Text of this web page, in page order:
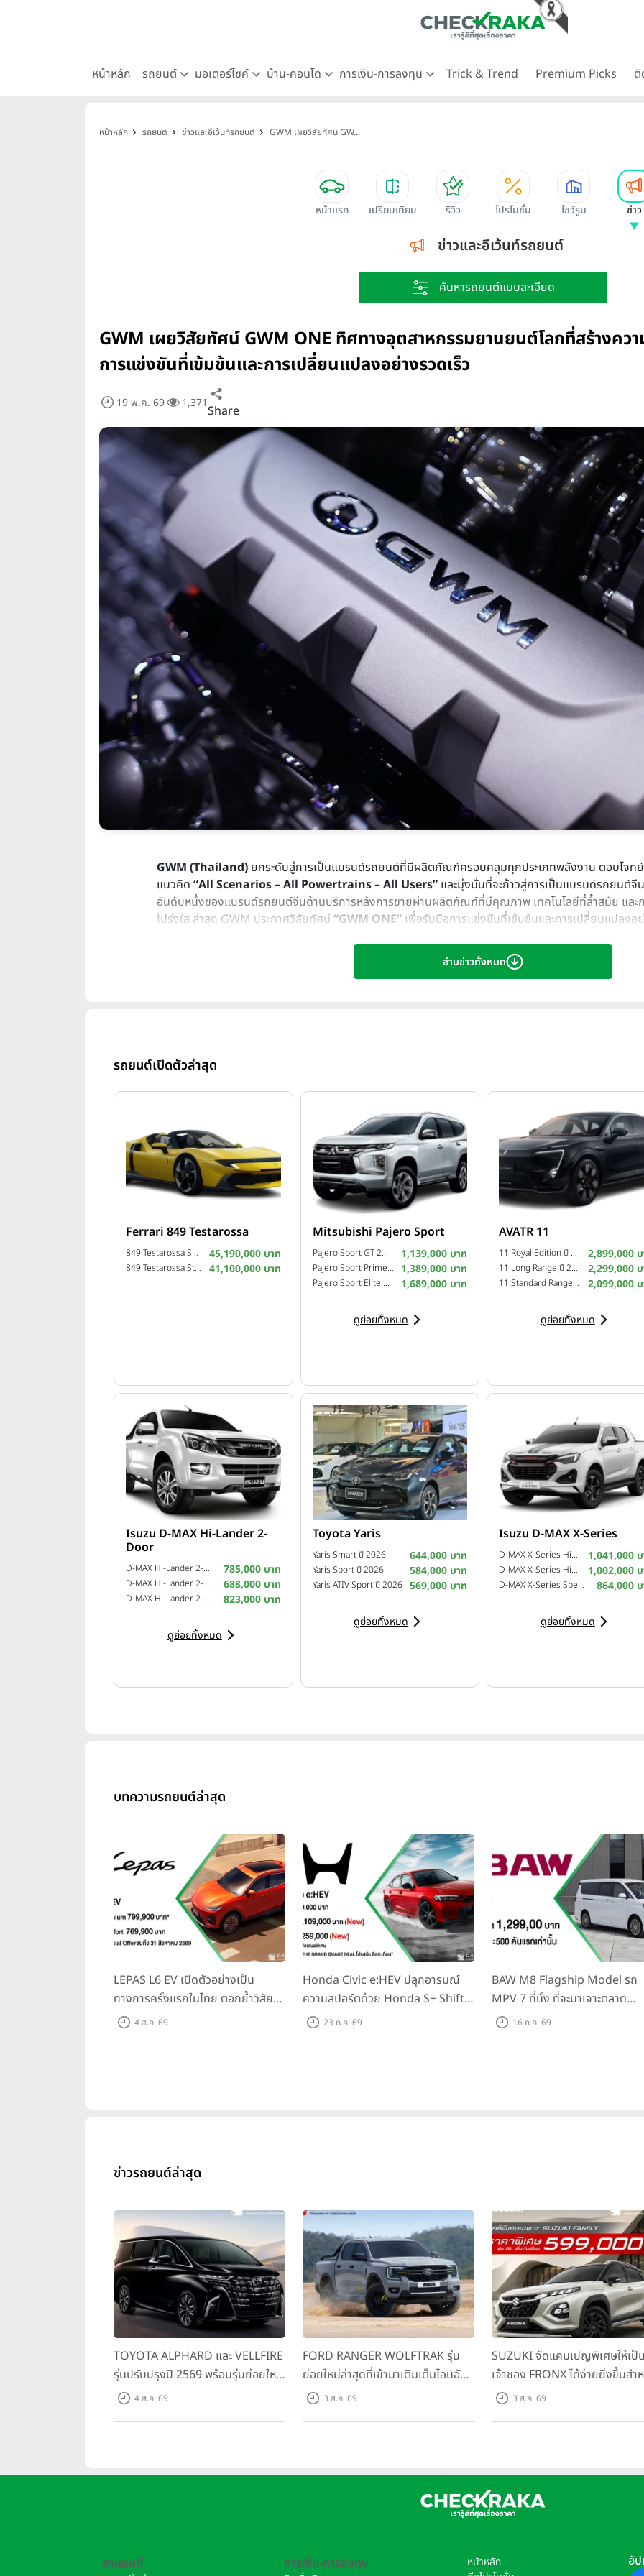
หน้าหลัก รถยนต์ มอเตอร์ไซค์ บ้าน-คอนโด การเงิน-การลงทุน Trick & Trend Premium Picks ติ
หน้าหลัก รถยนต์ ข่าวและอีเว้นท์รถยนต์ GWM เผยวิสัยทัศน์ GW...
หน้าแรก เปรียบเทียบ รีวิว โปรโมชั่น โชว์รูม ข่าว
ข่าวและอีเว้นท์รถยนต์
ค้นหารถยนต์แบบละเอียด
GWM เผยวิสัยทัศน์ GWM ONE ทิศทางอุตสาหกรรมยานยนต์โลกที่สร้างควา
การแข่งขันที่เข้มข้นและการเปลี่ยนแปลงอย่างรวดเร็ว
19 พ.ค. 69 1,371Share
GWM (Thailand) ยกระดับสู่การเป็นแบรนด์รถยนต์ที่มีผลิตภัณฑ์ครอบคลุมทุกประเภทพลังงาน ตอบโจท
แนวคิด “All Scenarios – All Powertrains – All Users” และมุ่งมั่นที่จะก้าวสู่การเป็นแบรนด์รถยนต์จี
อันดับหนึ่งของแบรนด์รถยนต์จีนด้านบริการหลังการขายผ่านผลิตภัณฑ์ที่มีคุณภาพ เทคโนโลยีที่ล้ำสมัย และก
โปร่งใส ล่าสุด GWM ประกาศวิสัยทัศน์“GWM ONE” เพื่อรับมือการแข่งขันที่เข้มข้นและการเปลี่ยนแปลง
ในความเป็นจริงทางเทคโนโลยี และการรักษาคำมั่นสัญญาอย่างเคร่งครัด อันเป็นรากฐานที่มั่นคงที่สุดของ
Return to the Essence: การกลับสู่แก่นแท้ คือคำตอบสำคัญของการเติบโตอย่างยั่งยืน
ท่ามกลางการแข่งขันที่เข้มข้นและการเปลี่ยนแปลงอย่างรวดเร็วของอุตสาหกรรมยานยนต์ GWM มองว่า
Essence)คือคำตอบสำคัญของการเติบโตอย่างยั่งยืนด้วยการให้ความสำคัญกับพื้นฐานอันเป็นหัวใจสำคั
ของตัวรถ ความปลอดภัย และความต้องการที่แท้จริงของผู้ใช้งาน มากกว่าเพียงแค่การนำเสนอฟีเจอร์ล้ำสมั
และ เครื่องยนต์ V8 Hi4โดยแนวคิด GWM ONE (Guiyuan) ถูกพัฒนาขึ้นเพื่อเป็นทั้งปรัชญาในการดำเนิน
และกรอบกลยุทธ์สำหรับการขยายตัวในระดับโลก แนวคิดดังกล่าวถูกถ่ายทอดผ่าน
“การกลับสู่พื้นฐานใน 3
เป็นศูนย์กลาง ความจริงทางเทคโนโลยี รากฐานทางวัฒนธรรม และการพัฒนาอย่างยั่งยืนในระยะยาว พร้อ
สัญญาที่ชัดเจน คือรากฐานสำคัญของความสำเร็จในยุคที่กระแสสามารถเปลี่ยนแปลงได้ตลอดเวลา
GWM ONE Platform: แพลตฟอร์มเดียวรองรับระบบขับเคลื่อนที่หลากหลาย
มากกว่าจำกัดทางเลือก ช่วยให้รถยนต์เพียงรุ่นเดียวสามารถรองรับระบบขับเคลื่อนที่หลากหลายและครอบคลุ
ปลั๊กอินไฮบริด (PHEV), ยานพาหนะไฟฟ้าแบบแบตเตอรี่ (BEV), พลังงานไฮโดรเจน (FCEV) และเครื่องยนต์สั
บริโภคสามารถเลือกเทคโนโลยีที่เหมาะสมกับการใช้งานของตนเองได้อย่างแท้จริง โดยหัวใจสำคัญของแ
“Movable Type”ซึ่งแยกรถยนต์ออกเป็นหน่วยฮาร์ดแวร์มาตรฐานมากกว่า 300 รายการ และซอฟต์แวร์ก
ประกอบและปรับใช้ร่วมกันได้อย่างยืดหยุ่น โดยเมื่อผสานเทคโนโลยี AI ทำให้รถยนต์สามารถพัฒนาได้ในลักษ
รองรับการพัฒนารถหลากหลายเซกเมนต์และหลากหลายระบบขับเคลื่อนได้อย่างรวดเร็ว แนวทางนี้ช่วยเพิ่
โดยมีอัตราการใช้ชิ้นส่วนร่วมกันมากกว่า 95% และลดต้นทุนการพัฒนาอย่างมาก ส่งผลให้ผู้บริโภคได้รับทา
ฉลาด และราคาที่เข้าถึงได้ง่ายขึ้น
อ่านข่าวทั้งหมด
รถยนต์เปิดตัวล่าสุด
Ferrari 849 Testarossa
849 Testarossa Spider ปี 2025 45,190,000 บาท
849 Testarossa Standard ปี 2025 41,100,000 บาท
Mitsubishi Pajero Sport
Pajero Sport GT 2WD ปี 2025 1,139,000 บาท
Pajero Sport Prime 2WD ปี 2025 1,389,000 บาท
Pajero Sport Elite Edition 4WD ปี 2024 1,689,000 บาท
ดูย่อยทั้งหมด
AVATR 11
11 Royal Edition ปี 2025 2,899,000
11 Long Range ปี 2024 2,299,000
11 Standard Range ปี 2024 2,099,000
ดูย่อยทั้งหมด
Isuzu D-MAX Hi-Lander 2-
Door
D-MAX Hi-Lander 2-Door 2.5 Z VGS Turbo ฉลอง 99 ปี อีซูซุ ปี 2015 785,000 บาท
D-MAX Hi-Lander 2-Door 2.5 L ปี 2011 688,000 บาท
D-MAX Hi-Lander 2-Door 3.0 Z-Prestige VGS Turbo ปี 2013 823,000 บาท
ดูย่อยทั้งหมด
Toyota Yaris
Yaris Smart ปี 2026 644,000 บาท
Yaris Sport ปี 2026 584,000 บาท
Yaris ATIV Sport ปี 2026 569,000 บาท
ดูย่อยทั้งหมด
Isuzu D-MAX X-Series
D-MAX X-Series Hi-Lander 4-Door 2.2 Ddi Z A/T ปี 2025 1,041,000
D-MAX X-Series Hi-Lander 4-Door 2.2 Ddi Z M/T ปี 2025 1,002,000
D-MAX X-Series Speed 4-Door 2.2 Ddi L M/T ปี 2025 864,000
ดูย่อยทั้งหมด
บทความรถยนต์ล่าสุด
LEPAS L6 EV เปิดตัวอย่างเป็น
ทางการครั้งแรกในไทย ตอกย้ำวิสัย
ทัศน์ “Drive Your Elegance” มา
4 ส.ค. 69
Honda Civic e:HEV ปลุกอารมณ์
ความสปอร์ตด้วย Honda S+ Shift
ครั้งแรกในไทย! พร้อมเพิ่ม Blind
23 ก.ค. 69
BAW M8 Flagship Model รถ
MPV 7 ที่นั่ง ที่จะมาเจาะตลาด
ครอบครัวและองค์กรยุคใหม่ เปิด
16 ก.ค. 69
ข่าวรถยนต์ล่าสุด
TOYOTA ALPHARD และ VELLFIRE
รุ่นปรับปรุงปี 2569 พร้อมรุ่นย่อยใหม่
HEV SMART ราคาเริ่มต้น 3.59 ลบ.
4 ส.ค. 69
FORD RANGER WOLFTRAK รุ่น
ย่อยใหม่ล่าสุดที่เข้ามาเติมเต็มไลน์อัป
พร้อมตอบโจทย์ทุกการผจญภัยด้วย
3 ส.ค. 69
SUZUKI จัดแคมเปญพิเศษให้เป็
เจ้าของ FRONX ได้ง่ายยิ่งขึ้นสำ
รุ่น GL ราคาพิเศษเริ่มต้น 5.99 แ
3 ส.ค. 69
ยานยนต์ การเงิน-การลงทุน
หน้าหลัก
อั